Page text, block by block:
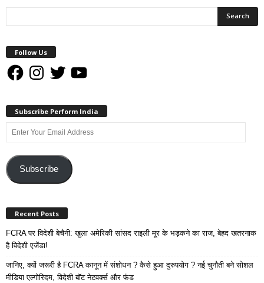
Follow Us
FacebookInstagram
Twitter YouTube
Subscribe Perform India
Enter
Your
Email
AddressSubscribe
Recent Posts
FCRA पर विदेशी बेचैनी: खुला अमेरिकी सांसद राइली मूर के भड़कने का राज, बेहद खतरनाक
है विदेशी एजेंडा!
जानिए, क्यों जरूरी है FCRA कानून में संशोधन ? कैसे हुआ दुरुपयोग ? नई चुनौती बने सोशल
मीडिया एल्गोरिदम, विदेशी बॉट नेटवर्क्स और फंड